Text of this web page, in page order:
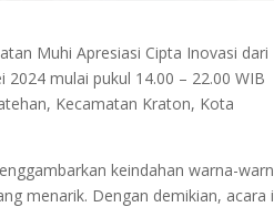
Muhi Apresiasi Cipta Inovasi dari
mulai pukul 14.00 – 22.00 WIB
Kecamatan Kraton, Kota
keindahan warna-
menarik. Dengan demikian, acara